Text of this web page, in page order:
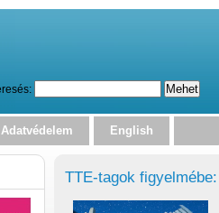
Adatvédelem English
TTE-tagok figyelmébe: